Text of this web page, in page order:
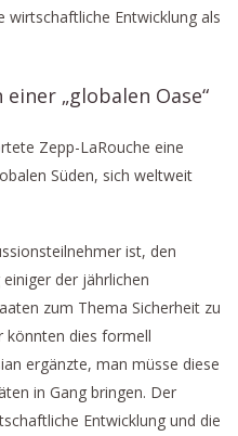
Entwicklung als
„globalen Oase“
Zepp-LaRouche eine
Süden, sich weltweit
ist, den
der jährlichen
zum Thema Sicherheit zu
könnten dies formell
ergänzte, man müsse diese
in Gang bringen. Der
Entwicklung und die